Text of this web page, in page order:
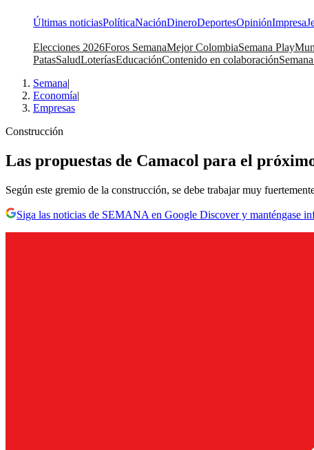
Últimas noticiasPolíticaNaciónDineroDeportesOpiniónImpresa
Elecciones 2026Foros SemanaMejor ColombiaSemana Play
PatasSaludLoteríasEducaciónContenido en colaboración
Semana|
Economía|
Empresas
Construcción
Las propuestas de Camacol para el
Según este gremio de la construcción, se debe trabajar muy
Siga las noticias de SEMANA en Google Discover y manténgase